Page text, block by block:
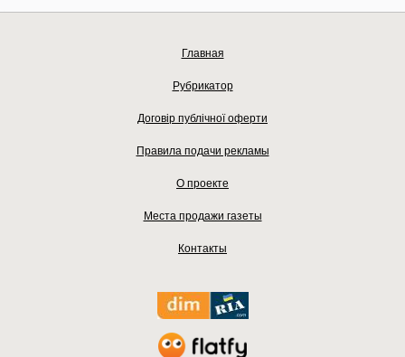
Главная
Рубрикатор
Договір публічної оферти
Правила подачи рекламы
О проекте
Места продажи газеты
Контакты